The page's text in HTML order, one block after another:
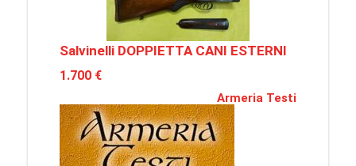
Salvinelli DOPPIETTA CANI ESTERNI
1.700 €
Armeria Testi